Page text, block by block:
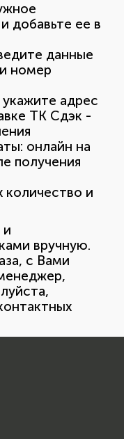
добавьте ее в
данные
номер
адрес
ТК Сдэк -
онлайн на
получения
количество и
и
вручную.
с Вами